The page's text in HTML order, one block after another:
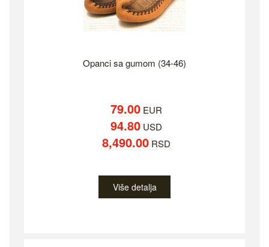
Opanci sa gumom (34-46)
79.00EUR
94.80USD
8,490.00RSD
Više detalja